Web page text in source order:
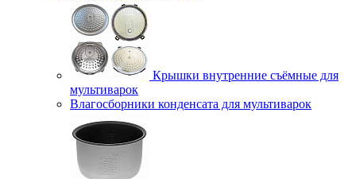
Крышки внутренние съёмные для
мультиварок
Влагосборники конденсата для мультиварок